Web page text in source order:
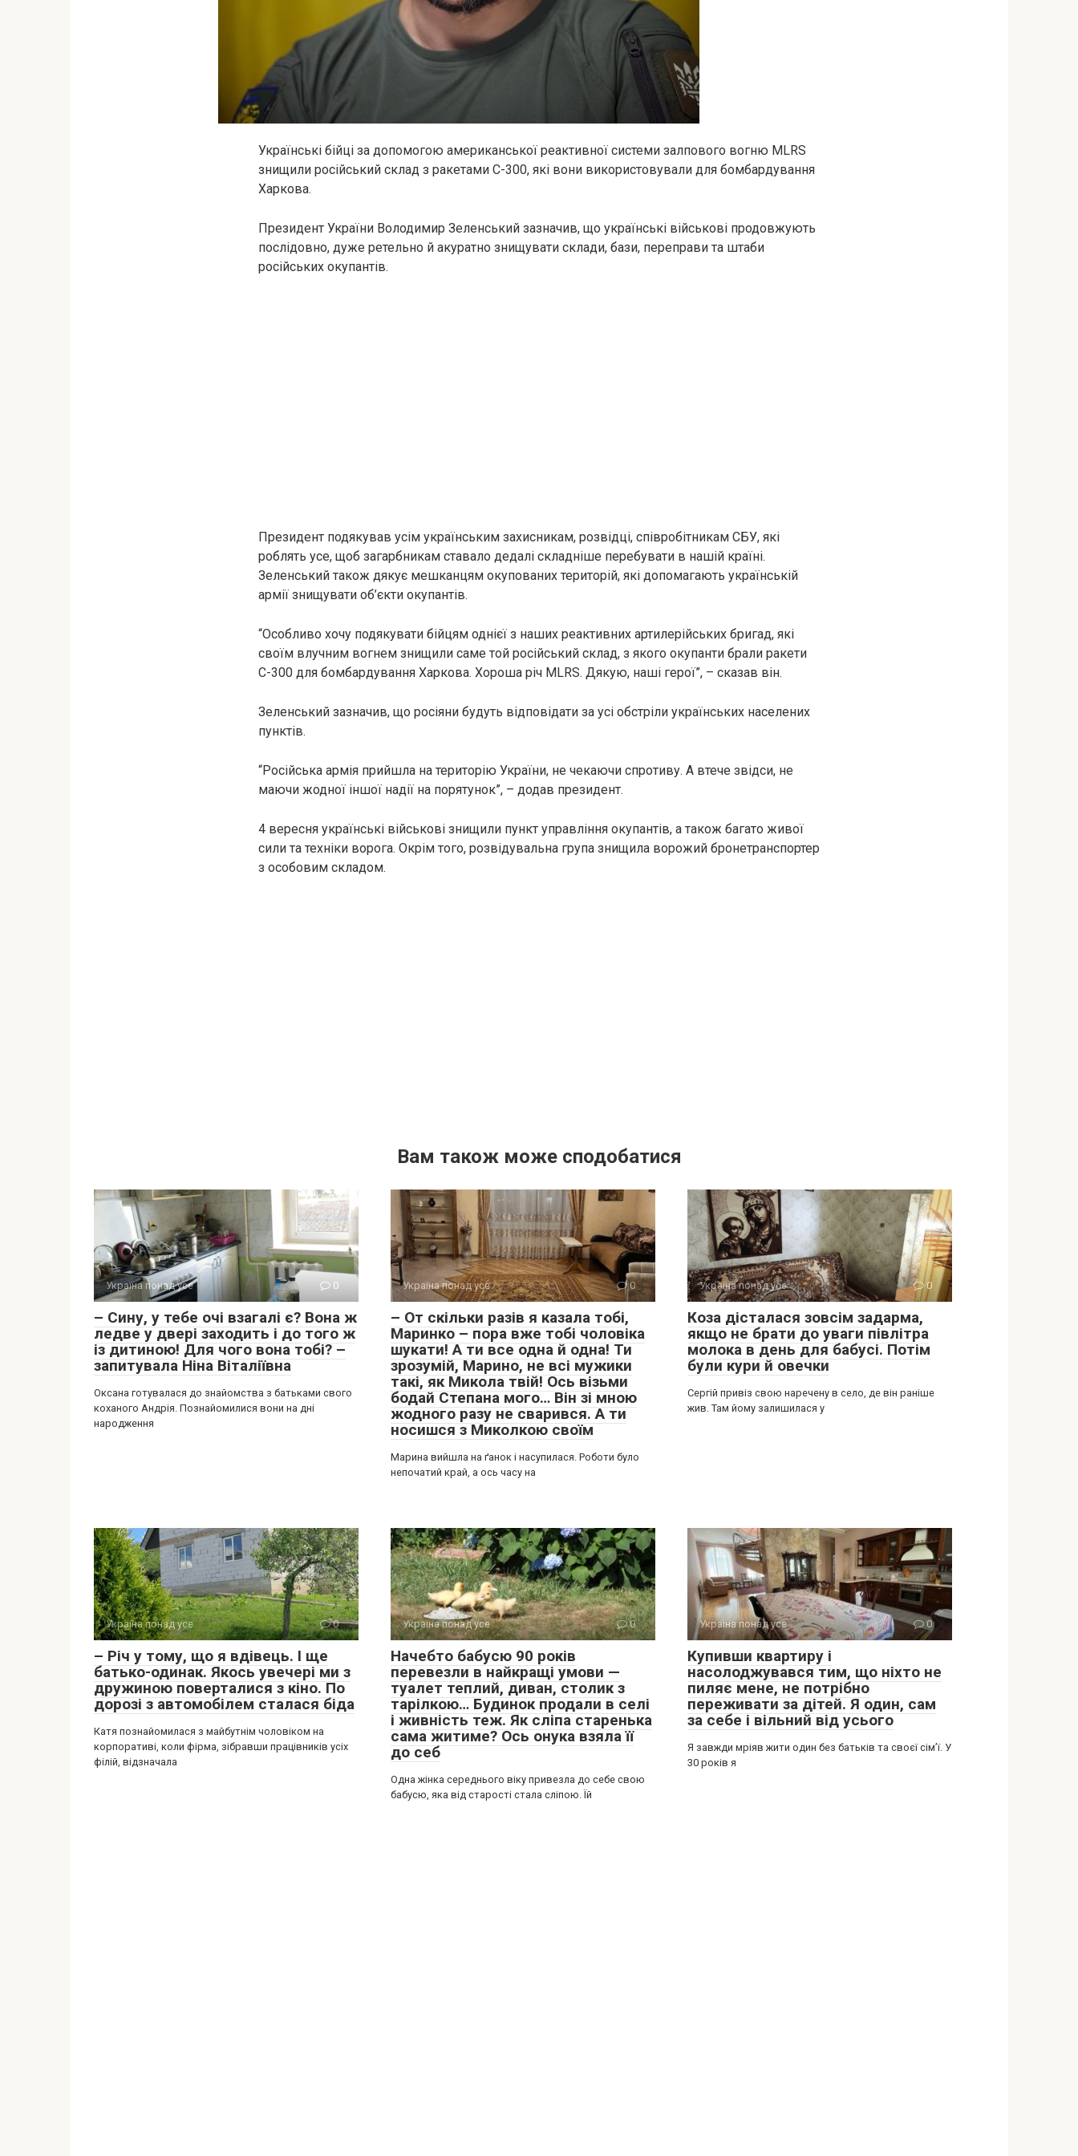
Українські бійці за допомогою американської реактивної системи залпового вогню MLRS
знищили російський склад з ракетами С-300, які вони використовували для бомбардування
Харкова.
Президент України Володимир Зеленський зазначив, що українські військові продовжують
послідовно, дуже ретельно й акуратно знищувати склади, бази, переправи та штаби
російських окупантів.
Президент подякував усім українським захисникам, розвідці, співробітникам СБУ, які
роблять усе, щоб загарбникам ставало дедалі складніше перебувати в нашій країні.
Зеленський також дякує мешканцям окупованих територій, які допомагають українській
армії знищувати об’єкти окупантів.
“Особливо хочу подякувати бійцям однієї з наших реактивних артилерійських бригад, які
своїм влучним вогнем знищили саме той російський склад, з якого окупанти брали ракети
С-300 для бомбардування Харкова. Хороша річ MLRS. Дякую, наші герої”, – сказав він.
Зеленський зазначив, що росіяни будуть відповідати за усі обстріли українських населених
пунктів.
“Російська армія прийшла на територію України, не чекаючи спротиву. А втече звідси, не
маючи жодної іншої надії на порятунок”, – додав президент.
4 вересня українські військові знищили пункт управління окупантів, а також багато живої
сили та техніки ворога. Окрім того, розвідувальна група знищила ворожий бронетранспортер
з особовим складом.
Вам також може сподобатися
Україна понад усе 0
– Сину, у тебе очі взагалі є? Вона ж
ледве у двері заходить і до того ж
із дитиною! Для чого вона тобі? –
запитувала Ніна Віталіївна
Оксана готувалася до знайомства з батьками свого
коханого Андрія. Познайомилися вони на дні
народження
Україна понад усе 0
– От скільки разів я казала тобі,
Маринко – пора вже тобі чоловіка
шукати! А ти все одна й одна! Ти
зрозумій, Марино, не всі мужики
такі, як Микола твій! Ось візьми
бодай Степана мого… Він зі мною
жодного разу не сварився. А ти
носишся з Миколкою своїм
Марина вийшла на ґанок і насупилася. Роботи було
непочатий край, а ось часу на
Україна понад усе 0
Коза дісталася зовсім задарма,
якщо не брати до уваги півлітра
молока в день для бабусі. Потім
були кури й овечки
Сергій привіз свою наречену в село, де він раніше
жив. Там йому залишилася у
Україна понад усе 0
– Річ у тому, що я вдівець. І ще
батько-одинак. Якось увечері ми з
дружиною поверталися з кіно. По
дорозі з автомобілем сталася біда
Катя познайомилася з майбутнім чоловіком на
корпоративі, коли фірма, зібравши працівників усіх
філій, відзначала
Україна понад усе 0
Начебто бабусю 90 років
перевезли в найкращі умови —
туалет теплий, диван, столик з
тарілкою… Будинок продали в селі
і живність теж. Як сліпа старенька
сама житиме? Ось онука взяла її
до себ
Одна жінка середнього віку привезла до себе свою
бабусю, яка від старості стала сліпою. Їй
Україна понад усе 0
Купивши квартиру і
насолоджувався тим, що ніхто не
пиляє мене, не потрібно
переживати за дітей. Я один, сам
за себе і вільний від усього
Я завжди мріяв жити один без батьків та своєї сім’ї. У
30 років я